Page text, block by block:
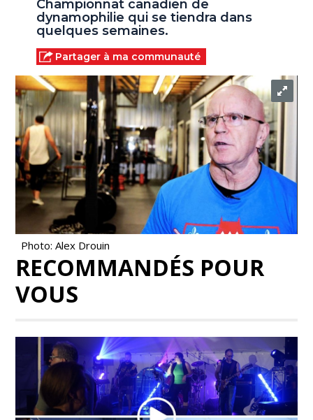
Championnat canadien de
dynamophilie qui se tiendra dans
quelques semaines.
Partager à ma communauté
Photo: Alex Drouin
RECOMMANDÉS POUR
VOUS